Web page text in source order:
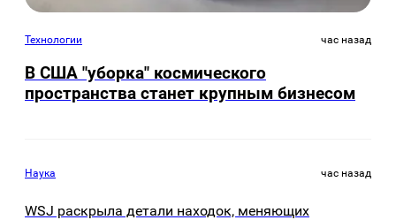
Технологии час назад
В США "уборка" космического
пространства станет крупным бизнесом
Наука час назад
WSJ раскрыла детали находок, меняющих